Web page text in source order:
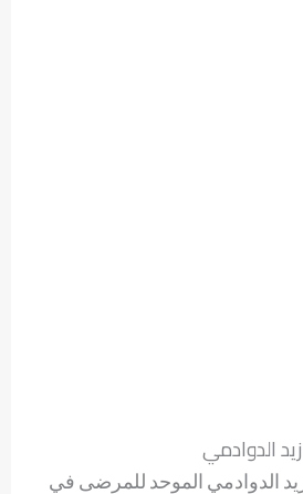
الدوادمي
الدوادمي الموحد للمرضى في